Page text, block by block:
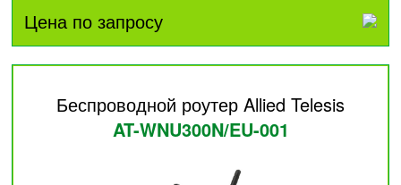
Цена по запросу
Беспроводной роутер Allied Telesis
AT-WNU300N/EU-001